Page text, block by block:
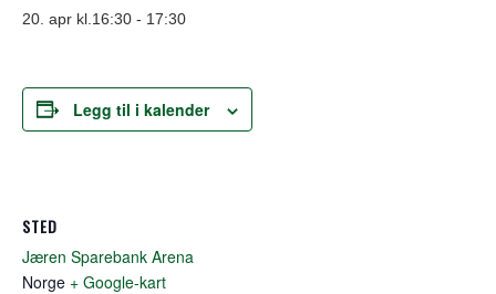
20. apr kl.16:30 - 17:30
Legg til i kalender
STED
Jæren Sparebank Arena
Norge + Google-kart